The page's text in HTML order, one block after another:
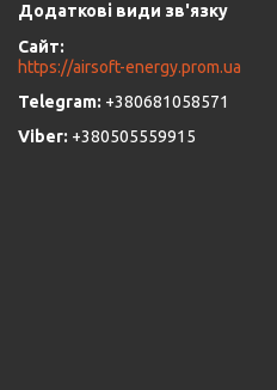
https://airsoft-energy.prom.ua
+380681058571
+380505559915